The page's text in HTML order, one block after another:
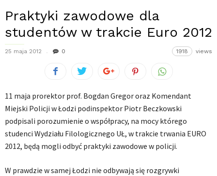
Praktyki zawodowe dla
studentów w trakcie Euro 2012
25 maja 2012 0 1918 views
11 maja prorektor prof. Bogdan Gregor oraz Komendant
Miejski Policji w Łodzi podinspektor Piotr Beczkowski
podpisali porozumienie o współpracy, na mocy którego
studenci Wydziału Filologicznego UŁ, w trakcie trwania EURO
2012, będą mogli odbyć praktyki zawodowe w policji.
W prawdzie w samej Łodzi nie odbywają się rozgrywki